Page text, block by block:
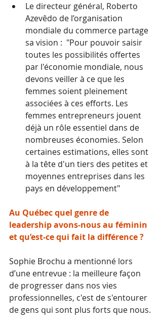
Le directeur général, Roberto
Azevêdo de l’organisation
mondiale du commerce partage
sa vision :  "Pour pouvoir saisir
toutes les possibilités offertes
par l'économie mondiale, nous
devons veiller à ce que les
femmes soient pleinement
associées à ces efforts. Les
femmes entrepreneurs jouent
déjà un rôle essentiel dans de
nombreuses économies. Selon
certaines estimations, elles sont
à la tête d'un tiers des petites et
moyennes entreprises dans les
pays en développement"
Au Québec quel genre de
leadership avons-nous au féminin
et qu’est-ce qui fait la différence ?
Sophie Brochu a mentionné lors
d’une entrevue : la meilleure façon
de progresser dans nos vies
professionnelles, c'est de s'entourer
de gens qui sont plus forts que nous.